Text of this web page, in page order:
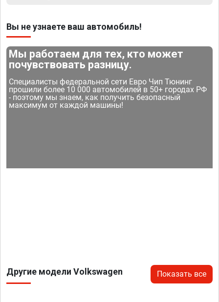
Вы не узнаете ваш автомобиль!
Мы работаем для тех, кто может
почувствовать разницу.
Специалисты федеральной сети Евро Чип Тюнинг
прошили более 10 000 автомобилей в 50+ городах РФ
- поэтому мы знаем, как получить безопасный
максимум от каждой машины!
Другие модели Volkswagen Показать все